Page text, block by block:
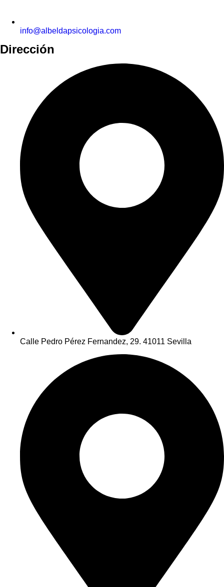
info@albeldapsicologia.com
Dirección
Calle Pedro Pérez Fernandez, 29. 41011 Sevilla